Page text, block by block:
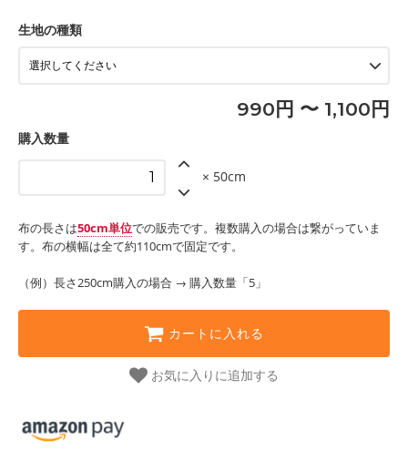
もっと詳しく見る
・工作用エプロン
もっと詳しく見る
生地の種類
990円 〜 1,100円
購入数量
× 50cm
布の長さは50cm単位での販売です。複数購入の場合は繋がっていま
す。布の横幅は全て約110cmで固定です。
（例）長さ250cm購入の場合 → 購入数量「5」
カートに入れる
お気に入りに追加する